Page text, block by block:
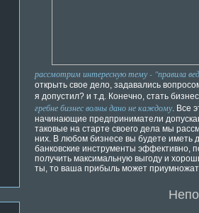
рассмотрим интересную тему - "правила
открыть свое дело, задавались
я допустил? и т.д. Конечно, стать
гребне бизнес волны дано не каждому. Все
начинающие предприниматели
таковые на старте своего дела мы
них. В любом бизнесе вы будете иметь
банковские инструменты эффективно,
получить максимальную выгоду и
ты, то ваша прибыль может